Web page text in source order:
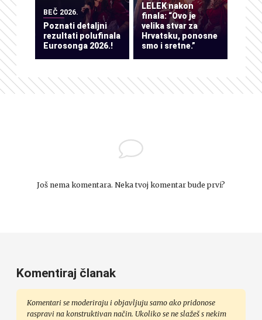
BEČ 2026.
Poznati detaljni
rezultati polufinala
Eurosonga 2026.!
LELEK nakon
finala: “Ovo je
velika stvar za
Hrvatsku, ponosne
smo i sretne.”
Još nema komentara. Neka tvoj komentar bude prvi?
Komentiraj članak
Komentari se moderiraju i objavljuju samo ako pridonose
raspravi na konstruktivan način. Ukoliko se ne slažeš s nekim